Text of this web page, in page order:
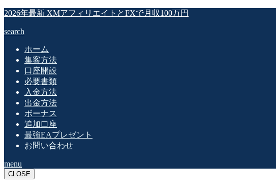
2026年最新 XMアフィリエイトとFXで月収100万円
search
ホーム
集客方法
口座開設
必要書類
入金方法
出金方法
ボーナス
追加口座
最強EAプレゼント
お問い合わせ
menu
CLOSE